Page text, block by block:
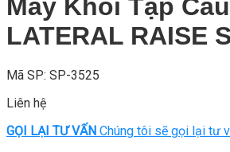
Máy Khối Tập
LATERAL RAISE
Mã SP: SP-3525
Liên hệ
GỌI LẠI TƯ VẤN Chúng tôi sẽ gọi lại tư